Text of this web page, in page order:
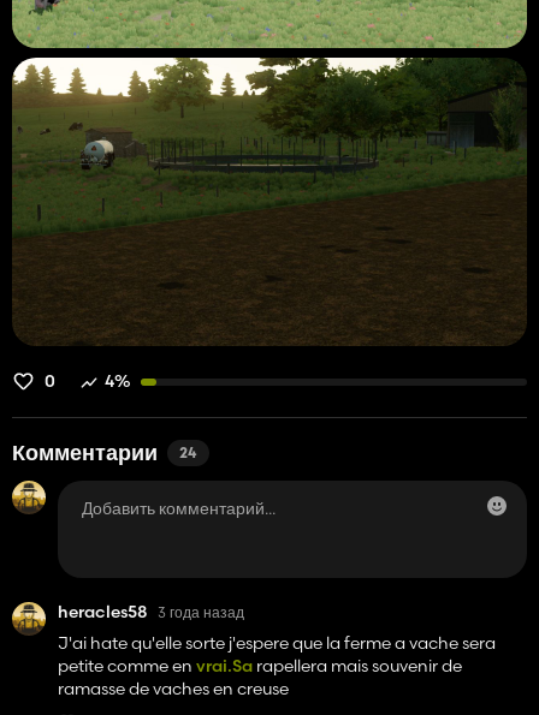
0 4%
Комментарии 24
heracles58 3 года назад
J'ai hate qu'elle sorte j'espere que la ferme a vache sera
petite comme en vrai.Sa rapellera mais souvenir de
ramasse de vaches en creuse